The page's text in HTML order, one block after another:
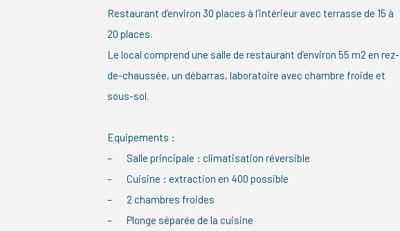
Restaurant d’environ 30 places à l’intérieur avec terrasse de 15 à
20 places.
Le local comprend une salle de restaurant d’environ 55 m2 en rez-
de-chaussée, un débarras, laboratoire avec chambre froide et
sous-sol.
Equipements :
– Salle principale : climatisation réversible
– Cuisine : extraction en 400 possible
– 2 chambres froides
– Plonge séparée de la cuisine